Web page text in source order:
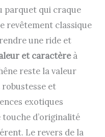
parquet qui craque
revêtement classique
une ride et
et caractèreà
reste la valeur
et
exotiques
d’originalité
Le revers de la